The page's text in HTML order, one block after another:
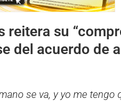
reitera su
del acuerdo de
se va, y yo me tengo